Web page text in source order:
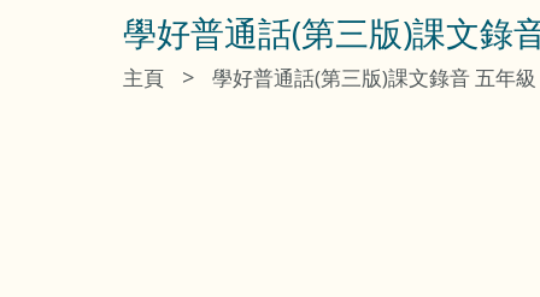
學好普通話(第三版)課文錄
主頁 > 學好普通話(第三版)課文錄音 五年級